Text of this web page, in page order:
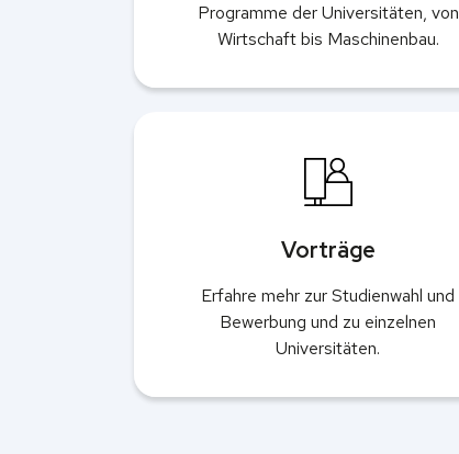
Programme der Universitäten, von
Wirtschaft bis Maschinenbau.
Vorträge
Erfahre mehr zur Studienwahl und
Bewerbung und zu einzelnen
Universitäten.